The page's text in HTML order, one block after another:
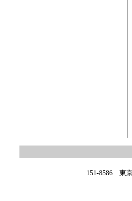
151-8586 東